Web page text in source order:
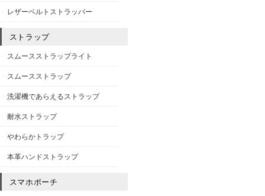
レザーベルトストラッパー
ストラップ
スムースストラップライト
スムースストラップ
洗濯機であらえるストラップ
耐水ストラップ
やわらかトラップ
本革ハンドストラップ
スマホポーチ